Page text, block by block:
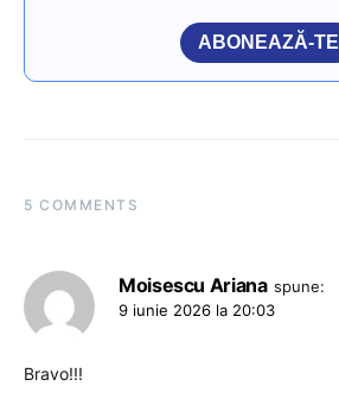
ABONEAZĂ-TE
5 COMMENTS
Moisescu Ariana spune:
9 iunie 2026 la 20:03
Bravo!!!